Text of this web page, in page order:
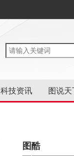
科技资讯 图说天
图酷